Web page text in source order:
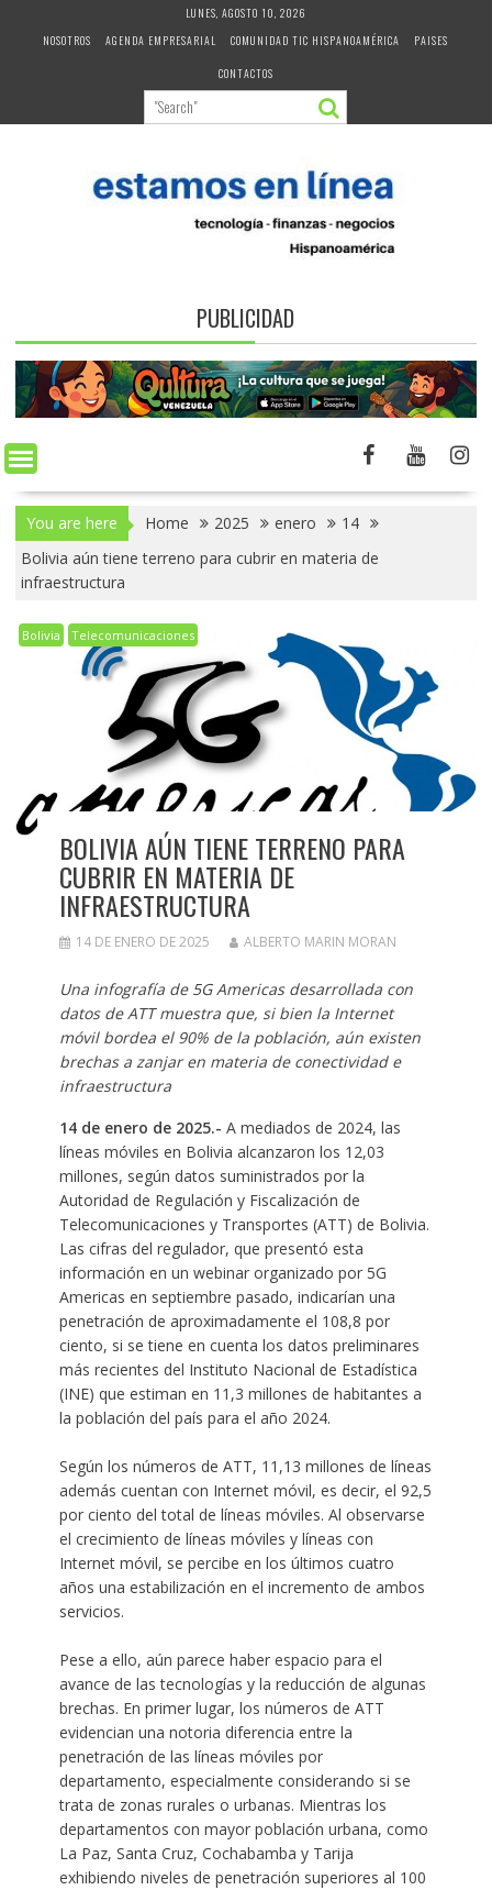
LUNES, AGOSTO 10, 2026
NOSOTROS
AGENDA EMPRESARIAL COMUNIDAD TIC HISPANOAMÉRICA
PAISES
CONTACTOS
PUBLICIDAD
You are here Home 2025 enero
14
Bolivia aún tiene terreno para cubrir en materia de
infraestructura
Bolivia Telecomunicaciones
BOLIVIA AÚN TIENE TERRENO PARA
CUBRIR EN MATERIA DE
INFRAESTRUCTURA
14 DE ENERO DE 2025 ALBERTO MARIN MORAN
Una infografía de 5G Americas desarrollada con
datos de ATT muestra que, si bien la Internet
móvil bordea el 90% de la población, aún existen
brechas a zanjar en materia de conectividad e
infraestructura
14 de enero de 2025.- A mediados de 2024, las
líneas móviles en Bolivia alcanzaron los 12,03
millones, según datos suministrados por la
Autoridad de Regulación y Fiscalización de
Telecomunicaciones y Transportes (ATT) de Bolivia.
Las cifras del regulador, que presentó esta
información en un webinar organizado por 5G
Americas en septiembre pasado, indicarían una
penetración de aproximadamente el 108,8 por
ciento, si se tiene en cuenta los datos preliminares
más recientes del Instituto Nacional de Estadística
(INE) que estiman en 11,3 millones de habitantes a
la población del país para el año 2024.
Según los números de ATT, 11,13 millones de líneas
además cuentan con Internet móvil, es decir, el 92,5
por ciento del total de líneas móviles. Al observarse
el crecimiento de líneas móviles y líneas con
Internet móvil, se percibe en los últimos cuatro
años una estabilización en el incremento de ambos
servicios.
Pese a ello, aún parece haber espacio para el
avance de las tecnologías y la reducción de algunas
brechas. En primer lugar, los números de ATT
evidencian una notoria diferencia entre la
penetración de las líneas móviles por
departamento, especialmente considerando si se
trata de zonas rurales o urbanas. Mientras los
departamentos con mayor población urbana, como
La Paz, Santa Cruz, Cochabamba y Tarija
exhibiendo niveles de penetración superiores al 100